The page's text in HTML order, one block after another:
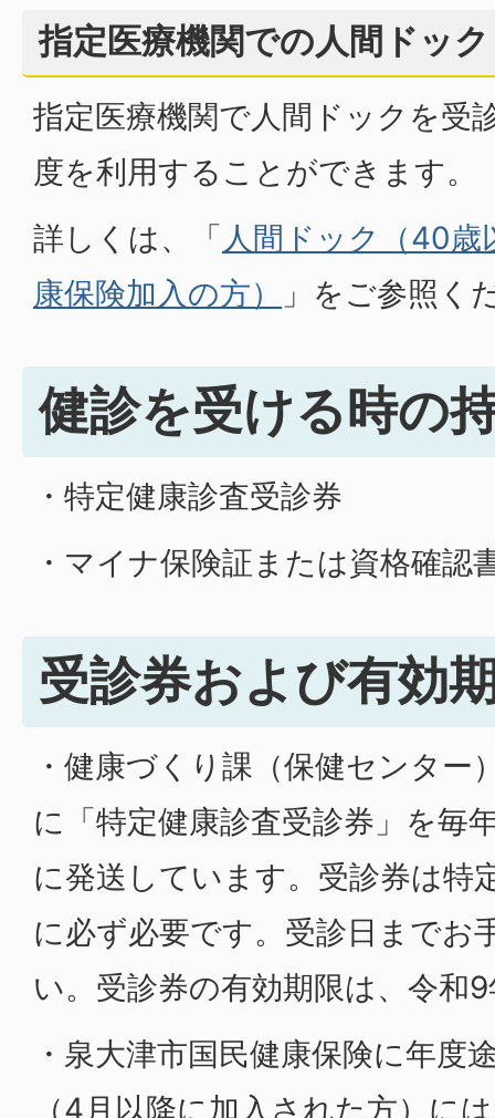
指定医療機関での人間ドック
指定医療機関で人間ドックを受
度を利用することができます。
詳しくは、「 人間ドック（40歳
康保険加入の方）
」をご参照く
健診を受ける時の
・特定健康診査受診券
・マイナ保険証または資格確認
受診券および有効
・健康づくり課（保健センター
に「特定健康診査受診券」を毎
に発送しています。受診券は特
に必ず必要です。受診日までお
い。受診券の有効期限は、令和
・泉大津市国民健康保険に年度
（4月以降に加入された方）に